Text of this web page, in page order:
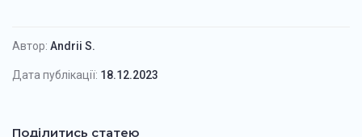
Автор: Andrii S.
Дата публікації: 18.12.2023
Поділитись статею